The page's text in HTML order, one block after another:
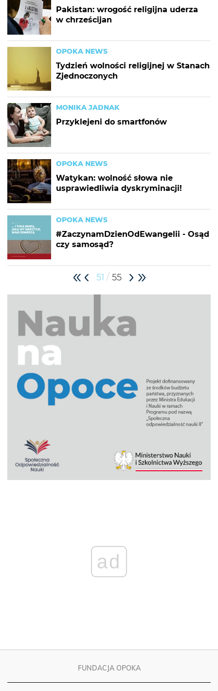
Pakistan: wrogość religijna uderza
w chrześcijan
OPOKA NEWS
Tydzień wolności religijnej w Stanach
Zjednoczonych
MONIKA JADNAK
Przyklejeni do smartfonów
OPOKA NEWS
Watykan: wolność słowa nie
usprawiedliwia dyskryminacji!
OPOKA NEWS
#ZaczynamDzienOdEwangelii - Osąd
czy samosąd?
51 / 55
ad
FUNDACJA OPOKA